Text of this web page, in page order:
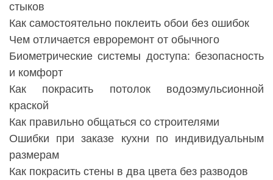
стыков
Как самостоятельно поклеить обои без ошибок
Чем отличается евроремонт от обычного
Биометрические системы доступа: безопасность
и комфорт
Как покрасить потолок водоэмульсионной
краской
Как правильно общаться со строителями
Ошибки при заказе кухни по индивидуальным
размерам
Как покрасить стены в два цвета без разводов